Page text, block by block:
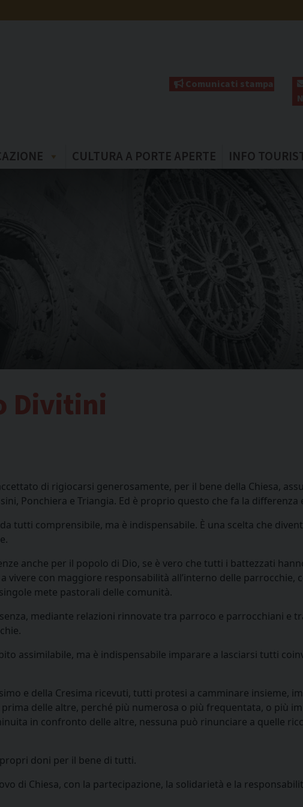
Comunicati stampa
CULTURA A PORTE APERTE INFO
Divitini
di rigiocarsi generosamente, per il bene della Chiesa,
Ponchiera e Triangia. Ed è proprio questo che fa la differenza
tutti comprensibile, ma è indispensabile. È una scelta che
anche per il popolo di Dio, se è vero che tutti i battezzati
con maggiore responsabilità all’interno delle parrocchie,
mete pastorali delle comunità.
mediante relazioni rinnovate tra parroco e parrocchiani e
assimilabile, ma è indispensabile imparare a lasciarsi tutti
e della Cresima ricevuti, tutti protesi a camminare insieme,
delle altre, perché più numerosa o più frequentata, o più
in confronto delle altre, nessuna può rinunciare a quelle
doni per il bene di tutti.
di Chiesa, con la partecipazione, la solidarietà e la